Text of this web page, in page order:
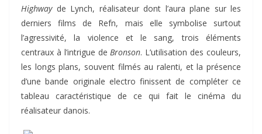
Highwayde Lynch, réalisateur dont l’aura plane sur les
derniers films de Refn, mais elle symbolise surtout
l’agressivité, la violence et le sang, trois éléments
centraux à l’intrigue de Bronson. L’utilisation des couleurs,
les longs plans, souvent filmés au ralenti, et la présence
d’une bande originale electro finissent de compléter ce
tableau caractéristique de ce qui fait le cinéma du
réalisateur danois.